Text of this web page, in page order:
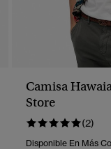
Camisa
Store
(2)
Disponible En Más